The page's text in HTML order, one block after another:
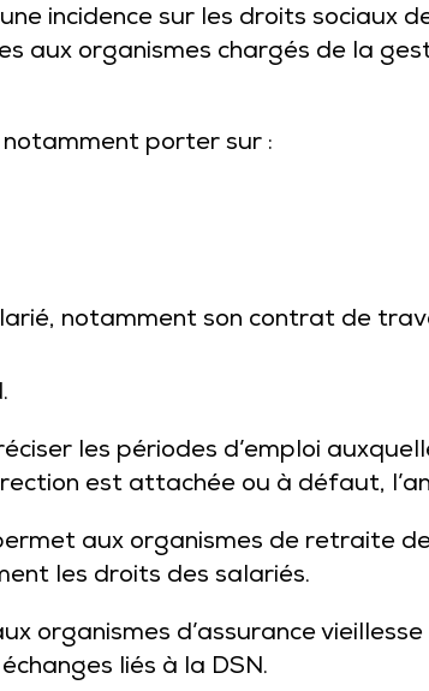
incidence sur les droits sociaux
aux organismes chargés de la
porter sur :
notamment son contrat de
les périodes d’emploi
est attachée ou à défaut,
aux organismes de retraite
les droits des salariés.
organismes d’assurance
liés à la DSN.